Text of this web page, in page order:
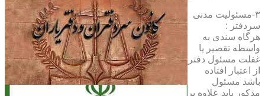
۳-مسئولیت مدنی
سردفتر :
هرگاه سندی به
واسطه تقصیر یا
غفلت مسئول دفتر
از اعتبار افتاده
باشد مسئول
مذکور باید علاوه بر